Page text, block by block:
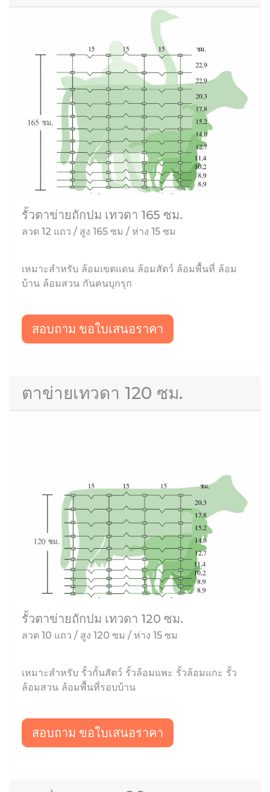
รั้วตาข่ายถักปม เทวดา 165 ซม.
ลวด 12 แถว / สูง 165 ซม / ห่าง 15 ซม
เหมาะสำหรับ ล้อมเขตแดน ล้อมสัตว์ ล้อมพื้นที่ ล้อม
บ้าน ล้อมสวน กันคนบุกรุก
สอบถาม ขอใบเสนอราคา
ตาข่ายเทวดา 120 ซม.
รั้วตาข่ายถักปม เทวดา 120 ซม.
ลวด 10 แถว / สูง 120 ซม / ห่าง 15 ซม
เหมาะสำหรับ รั้วกั้นสัตว์ รั้วล้อมแพะ รั้วล้อมแกะ รั้ว
ล้อมสวน ล้อมพื้นที่รอบบ้าน
สอบถาม ขอใบเสนอราคา